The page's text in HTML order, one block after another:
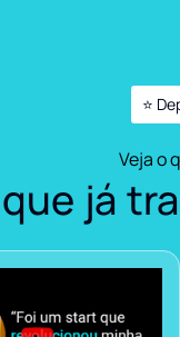
⭐
Veja o
que já